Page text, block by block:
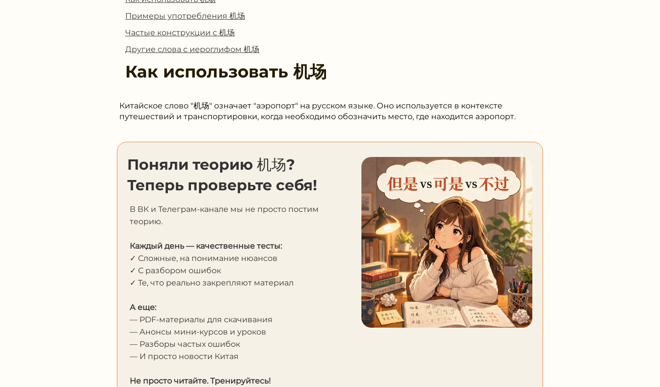
Примеры употребления 机场
Частые конструкции с 机场
Другие слова с иероглифом 机场
Как использовать机场
Китайское слово "机场" означает "аэропорт" на русском языке. Оно используется в контексте
путешествий и транспортировки, когда необходимо обозначить место, где находится аэропорт.
Поняли теорию 机场?
Теперь проверьте себя!
В ВК и Телеграм-канале мы не просто постим
теорию.
Каждый день — качественные тесты:
✓ Сложные, на понимание нюансов
✓ С разбором ошибок
✓ Те, что реально закрепляют материал
А еще:
— PDF-материалы для скачивания
— Анонсы мини-курсов и уроков
— Разборы частых ошибок
— И просто новости Китая
Не просто читайте. Тренируйтесь!